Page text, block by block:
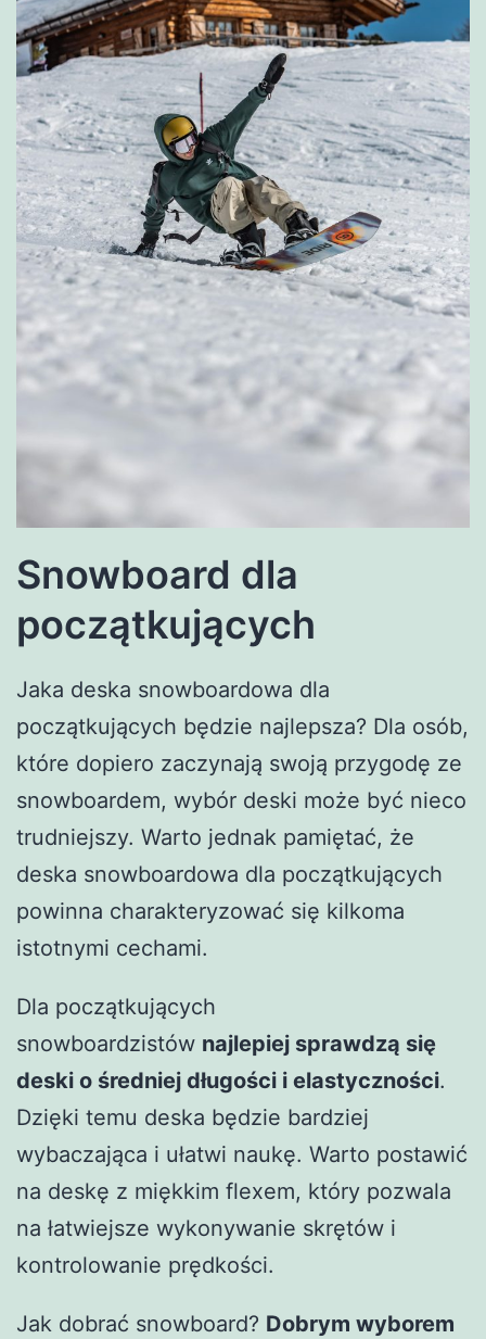
Snowboard dla
początkujących
Jaka deska snowboardowa dla
początkujących będzie najlepsza? Dla osób,
które dopiero zaczynają swoją przygodę ze
snowboardem, wybór deski może być nieco
trudniejszy. Warto jednak pamiętać, że
deska snowboardowa dla początkujących
powinna charakteryzować się kilkoma
istotnymi cechami.
Dla początkujących
snowboardzistów najlepiej sprawdzą się
deski o średniej długości i elastyczności.
Dzięki temu deska będzie bardziej
wybaczająca i ułatwi naukę. Warto postawić
na deskę z miękkim flexem, który pozwala
na łatwiejsze wykonywanie skrętów i
kontrolowanie prędkości.
Jak dobrać snowboard? Dobrym wyborem